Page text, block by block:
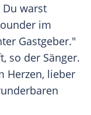
warst
im
Gastgeber."
so der Sänger.
Herzen, lieber